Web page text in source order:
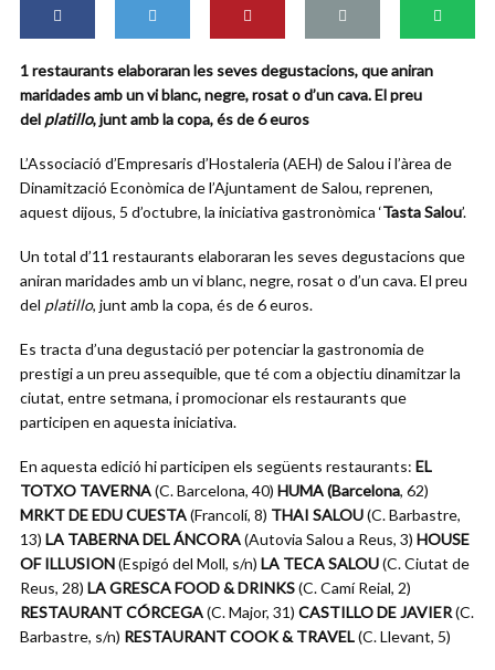
1 restaurants elaboraran les seves degustacions, que aniran
maridades amb un vi blanc, negre, rosat o d’un cava. El preu
del platillo, junt amb la copa, és de 6 euros
L’Associació d’Empresaris d’Hostaleria (AEH) de Salou i l’àrea de
Dinamització Econòmica de l’Ajuntament de Salou, reprenen,
aquest dijous, 5 d’octubre, la iniciativa gastronòmica ‘Tasta Salou’.
Un total d’11 restaurants elaboraran les seves degustacions que
aniran maridades amb un vi blanc, negre, rosat o d’un cava. El preu
del platillo, junt amb la copa, és de 6 euros.
Es tracta d’una degustació per potenciar la gastronomia de
prestigi a un preu assequible, que té com a objectiu dinamitzar la
ciutat, entre setmana, i promocionar els restaurants que
participen en aquesta iniciativa.
En aquesta edició hi participen els següents restaurants: EL
TOTXO TAVERNA(C. Barcelona, 40) HUMA (Barcelona, 62)
MRKT DE EDU CUESTA(Francolí, 8) THAI SALOU(C. Barbastre,
13) LA TABERNA DEL ÁNCORA(Autovia Salou a Reus, 3) HOUSE
OF ILLUSION(Espigó del Moll, s/n) LA TECA SALOU(C. Ciutat de
Reus, 28) LA GRESCA FOOD & DRINKS(C. Camí Reial, 2)
RESTAURANT CÓRCEGA(C. Major, 31) CASTILLO DE JAVIER(C.
Barbastre, s/n) RESTAURANT COOK & TRAVEL(C. Llevant, 5)